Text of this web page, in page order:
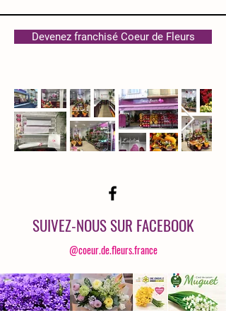
Devenez franchisé Coeur de Fleurs
SUIVEZ-NOUS SUR FACEBOOK
@coeur.de.fleurs.france